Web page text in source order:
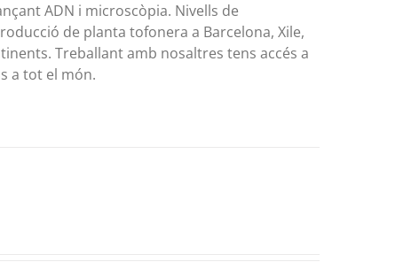
ADN i microscòpia. Nivells de
de planta tofonera a Barcelona, Xile,
Treballant amb nosaltres tens accés a
a tot el món.